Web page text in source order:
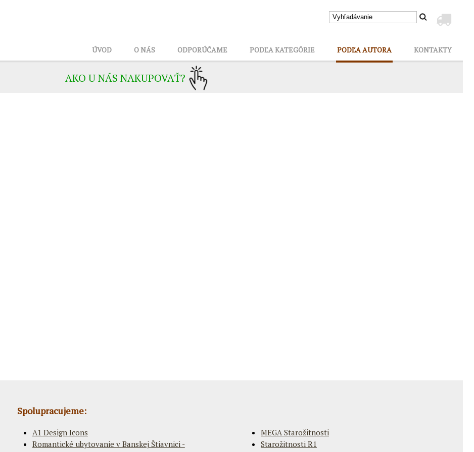
ÚVOD O NÁS ODPORÚČAME PODĽA KATEGÓRIE PODĽA AUTORA KONTAKTY
AKO U NÁS NAKUPOVAŤ?
Spolupracujeme:
A1 Design Icons
Romantické ubytovanie v Banskej Štiavnici -
MEGA Starožitnosti
Starožitnosti R1